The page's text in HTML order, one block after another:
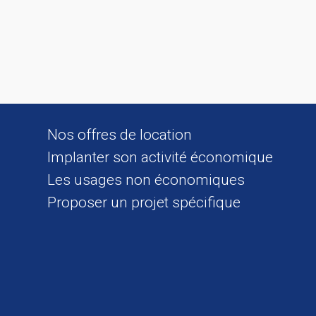
Nos offres de location
Implanter son activité économique
Les usages non économiques
Proposer un projet spécifique